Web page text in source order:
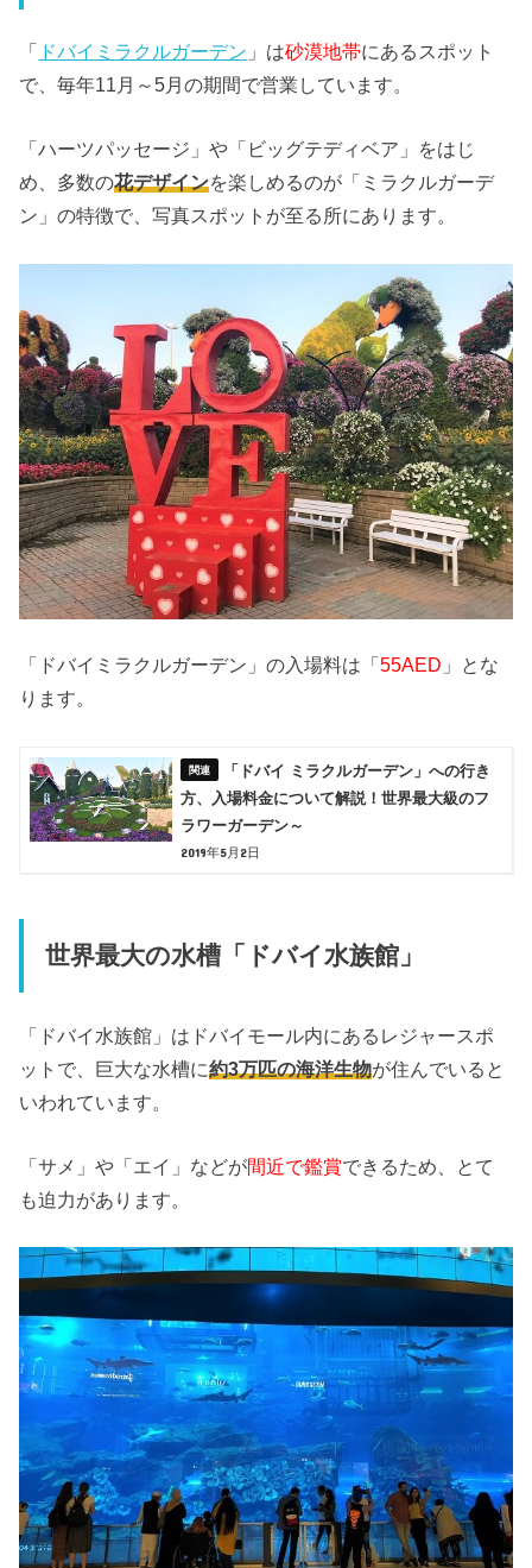
「 ドバイミラクルガーデン 」は砂漠地帯にあるスポット
で、毎年11月～5月の期間で営業しています。
「ハーツパッセージ」や「ビッグテディベア」をはじ
め、多数の花デザインを楽しめるのが「ミラクルガーデ
ン」の特徴で、写真スポットが至る所にあります。
「ドバイミラクルガーデン」の入場料は「55AED 」とな
ります。
「ドバイ ミラクルガーデン」への行き
方、入場料金について解説！世界最大級のフ
ラワーガーデン～
2019年5月2日
世界最大の水槽「ドバイ水族館」
「ドバイ水族館」はドバイモール内にあるレジャースポ
ットで、巨大な水槽に約3万匹の海洋生物が住んでいると
いわれています。
「サメ」や「エイ」などが間近で鑑賞できるため、とて
も迫力があります。